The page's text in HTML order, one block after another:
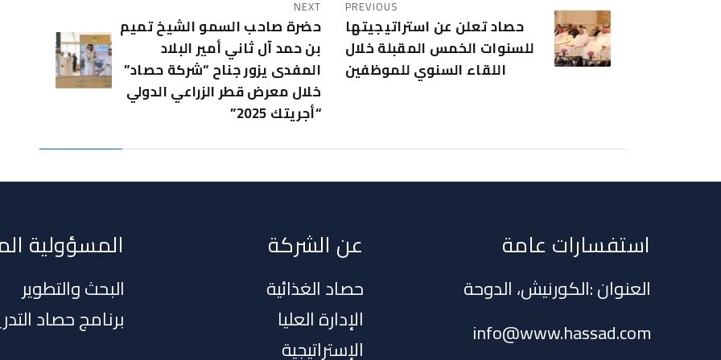
PREVIOUS
حصاد تعلن عن استراتيجيتها
للسنوات الخمس المقبلة خلال
اللقاء السنوي للموظفين
NEXT
حضرة صاحب السمو الشيخ تميم
بن حمد آل ثاني أمير البلاد
المفدى يزور جناح “شركة حصاد”
خلال معرض قطر الزراعي الدولي
“أجريتك 2025”
استفسارات عامة
العنوان :الكورنيش، الدوحة
info@www.hassad.com
عن الشركة
حصاد الغذائية
الإدارة العليا
الإستراتيجية
المسؤولية
البحث والتطوير
برنامج حصاد